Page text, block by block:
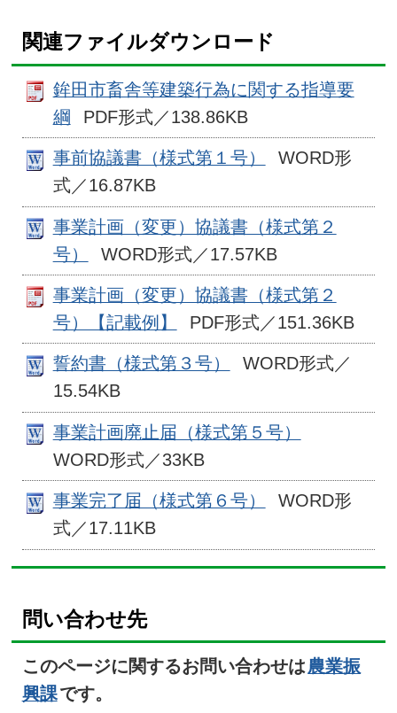
関連ファイルダウンロード
鉾田市畜舎等建築行為に関する指導要
綱
PDF形式／138.86KB
事前協議書（様式第１号）
WORD形
式／16.87KB
事業計画（変更）協議書（様式第２
号）
WORD形式／17.57KB
事業計画（変更）協議書（様式第２
号）【記載例】
PDF形式／151.36KB
誓約書（様式第３号）
WORD形式／
15.54KB
事業計画廃止届（様式第５号）
WORD形式／33KB
事業完了届（様式第６号）
WORD形
式／17.11KB
問い合わせ先
このページに関するお問い合わせは農業振
興課です。